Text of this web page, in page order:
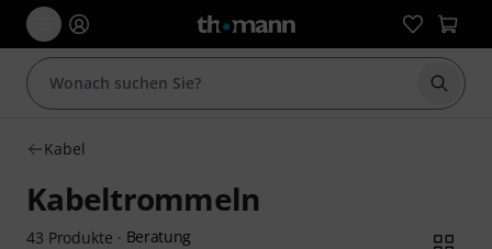
Suche
Kabel
Kabeltrommeln
43 Produkte · Beratung